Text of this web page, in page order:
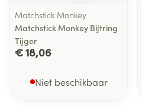
Matchstick Monkey
Matchstick Monkey Bijtring
Tijger
€ 18,06
Niet beschikbaar